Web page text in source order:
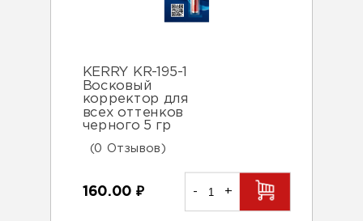
KERRY KR-195-1
Восковый
корректор для
всех оттенков
черного 5 гр
(0 Отзывов)
160.00 ₽ - +